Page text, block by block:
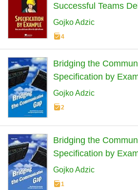
Successful Teams
Software
Gojko Adzic
4
Bridging the
Specification by
Acceptance Testing
Gojko Adzic
2
Bridging the
Specification by
Acceptance Testing
Gojko Adzic
1